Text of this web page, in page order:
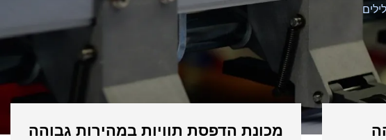
מכונת הדפסת תוויות במהירות גבוהה